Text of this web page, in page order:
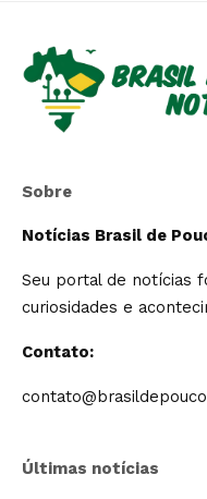
Sobre
Notícias Brasil de
Seu portal de notícias
curiosidades e
Contato:
Últimas notícias